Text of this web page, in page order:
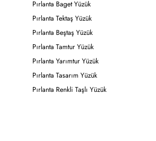
Pırlanta Baget Yüzük
Pırlanta Tektaş Yüzük
Pırlanta Beştaş Yüzük
Pırlanta Tamtur Yüzük
Pırlanta Yarımtur Yüzük
Pırlanta Tasarım Yüzük
Pırlanta Renkli Taşlı Yüzük